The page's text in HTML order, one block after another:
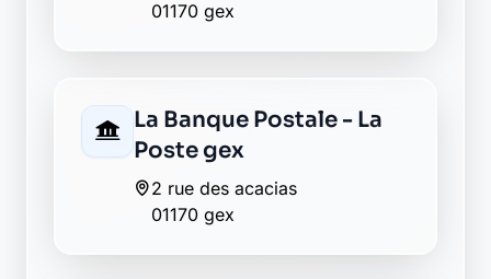
01170 gex
La Banque Postale - La
Poste gex
2 rue des acacias
01170 gex